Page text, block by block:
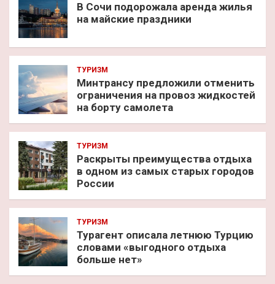
В Сочи подорожала аренда жилья
на майские праздники
ТУРИЗМ
Минтрансу предложили отменить
ограничения на провоз жидкостей
на борту самолета
ТУРИЗМ
Раскрыты преимущества отдыха
в одном из самых старых городов
России
ТУРИЗМ
Турагент описала летнюю Турцию
словами «выгодного отдыха
больше нет»